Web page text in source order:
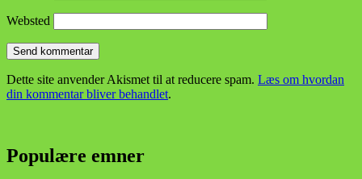
Websted
Dette site anvender Akismet til at reducere spam. Læs om hvordan
din kommentar bliver behandlet.
Populære emner